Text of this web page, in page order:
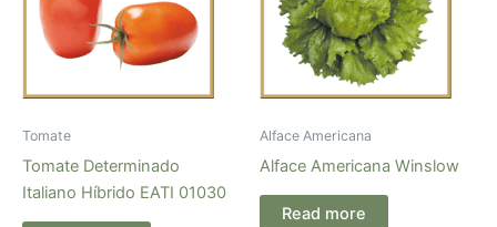
Tomate
Tomate Determinado
Italiano Híbrido EATI 01030
Alface Americana
Alface Americana Winslow
Read more